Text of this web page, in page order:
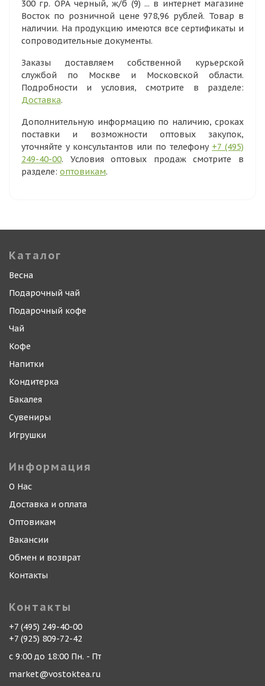
300 гр. ОРА черный, ж/б (9) ... в интернет магазине
Восток по розничной цене 978,96 рублей. Товар в
наличии. На продукцию имеются все сертификаты и
сопроводительные документы.
Заказы доставляем собственной курьерской
службой по Москве и Московской области.
Подробности и условия, смотрите в разделе:
Доставка.
Дополнительную информацию по наличию, сроках
поставки и возможности оптовых закупок,
уточняйте у консультантов или по телефону +7 (495)
249-40-00. Условия оптовых продаж смотрите в
разделе: оптовикам.
Каталог
Весна
Подарочный чай
Подарочный кофе
Чай
Кофе
Напитки
Кондитерка
Бакалея
Сувениры
Игрушки
Информация
О Нас
Доставка и оплата
Оптовикам
Вакансии
Обмен и возврат
Контакты
Контакты
+7 (495) 249-40-00
+7 (925) 809-72-42
с 9:00 до 18:00 Пн. - Пт
market@vostoktea.ru